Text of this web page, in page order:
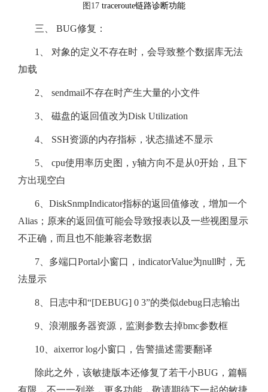
图17 traceroute链路诊断功能
三、 BUG修复：
1、 对象的定义不存在时，会导致整个数据库无法
加载
2、 sendmail不存在时产生大量的小文件
3、 磁盘的返回值改为Disk Utilization
4、 SSH资源的内存指标，状态描述不显示
5、 cpu使用率历史图，y轴方向不是从0开始，且下
方出现空白
6、DiskSnmpIndicator指标的返回值修改，增加一个
Alias；原来的返回值可能会导致报表以及一些视图显示
不正确，而且也不能兼容老数据
7、多端口Portal小窗口，indicatorValue为null时，无
法显示
8、日志中和“[DEBUG] 0 3”的类似debug日志输出
9、浪潮服务器资源，监测参数去掉bmc参数框
10、aixerror log小窗口，告警描述需要翻译
除此之外，该敏捷版本还修复了若干小BUG，篇幅
有限，不一一列举，更多功能，敬请期待下一起的敏捷